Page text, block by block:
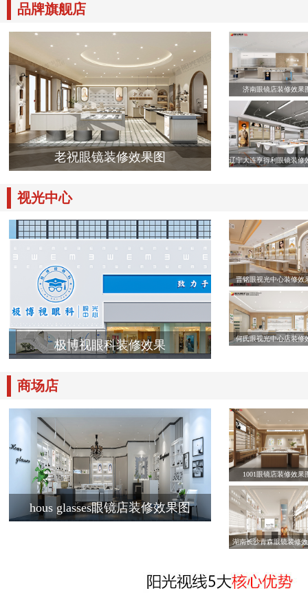
品牌旗舰店
老祝眼镜装修效果图
济南眼镜店装修效果
辽宁大连亨得利眼镜装修
视光中心
极博视眼科装修效果
晋铭眼视光中心装修效
何氏眼视光中心店装修
商场店
hous glasses眼镜店装修效果图
1001眼镜店装修效果
湖南长沙青森眼镜装修